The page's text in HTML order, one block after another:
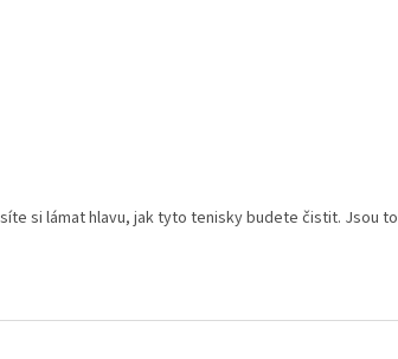
si lámat hlavu, jak tyto tenisky budete čistit. Jsou to